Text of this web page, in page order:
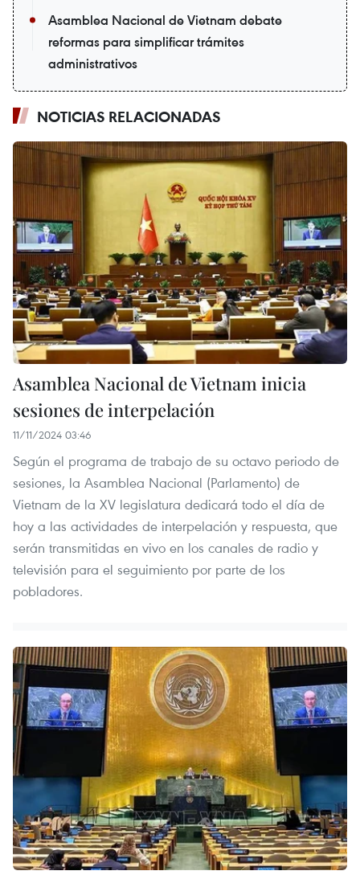
Asamblea Nacional de Vietnam debate
reformas para simplificar trámites
administrativos
NOTICIAS RELACIONADAS
Asamblea Nacional de Vietnam inicia
sesiones de interpelación
11/11/2024 03:46
Según el programa de trabajo de su octavo periodo de
sesiones, la Asamblea Nacional (Parlamento) de
Vietnam de la XV legislatura dedicará todo el día de
hoy a las actividades de interpelación y respuesta, que
serán transmitidas en vivo en los canales de radio y
televisión para el seguimiento por parte de los
pobladores.